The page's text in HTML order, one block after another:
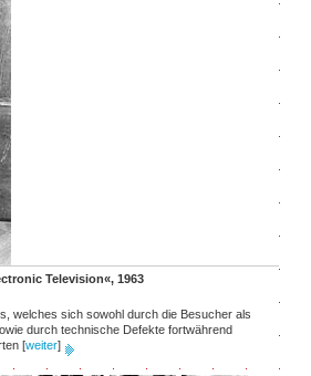
Television«, 1963
welches sich sowohl durch die Besucher als
durch technische Defekte fortwährend
[weiter]